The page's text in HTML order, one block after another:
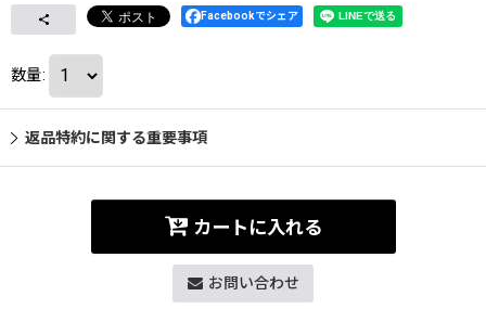
Facebookでシェア
数量:
返品特約に関する重要事項
カートに入れる
お問い合わせ